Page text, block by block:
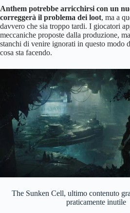
Anthem potrebbe arricchirsi con un
correggerà il problema dei loot, ma a
davvero che sia troppo tardi. I giocatori
meccaniche proposte dalla produzione,
stanchi di venire ignorati in questo modo
cosa sta facendo.
The Sunken Cell, ultimo contenuto
praticamente inutile